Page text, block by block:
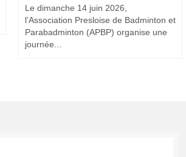
Le dimanche 14 juin 2026,
l’Association Presloise de Badminton et
Parabadminton (APBP) organise une
journée...